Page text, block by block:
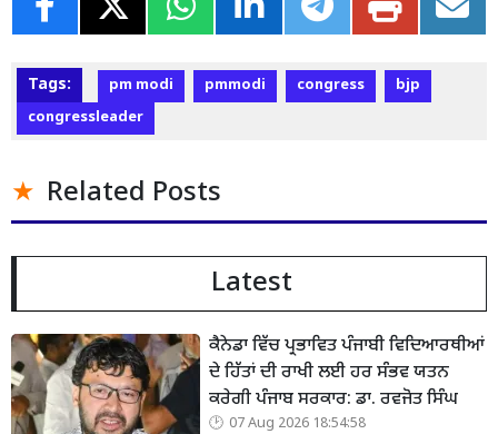
Tags: pm modi pmmodi congress
bjp
congressleader
Related Posts
Latest
ਕੈਨੇਡਾ ਵਿੱਚ ਪ੍ਰਭਾਵਿਤ ਪੰਜਾਬੀ ਵਿਦਿਆਰਥੀਆਂ
ਦੇ ਹਿੱਤਾਂ ਦੀ ਰਾਖੀ ਲਈ ਹਰ ਸੰਭਵ ਯਤਨ
ਕਰੇਗੀ ਪੰਜਾਬ ਸਰਕਾਰ: ਡਾ. ਰਵਜੋਤ ਸਿੰਘ
07 Aug 2026 18:54:58